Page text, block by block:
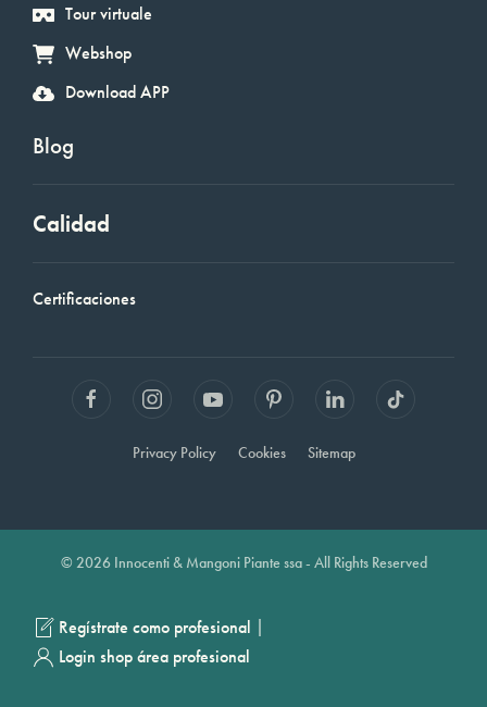
Tour virtuale
Webshop
Download APP
Blog
Calidad
Certificaciones
Privacy Policy Cookies Sitemap
© 2026 Innocenti & Mangoni Piante ssa - All Rights Reserved
Regístrate como profesional |
Login shop área profesional